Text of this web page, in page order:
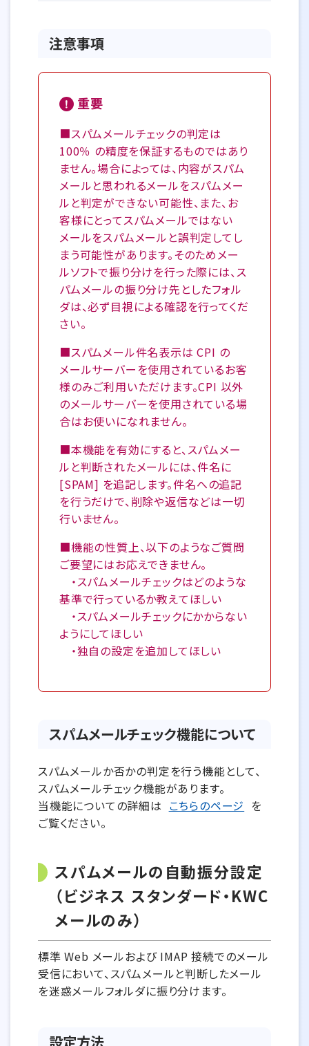
注意事項
重要
■スパムメールチェックの判定は
100％ の精度を保証するものではあり
ません。場合によっては、内容がスパム
メールと思われるメールをスパムメー
ルと判定ができない可能性、また、お
客様にとってスパムメールではない
メールをスパムメールと誤判定してし
まう可能性があります。そのためメー
ルソフトで振り分けを行った際には、ス
パムメールの振り分け先としたフォル
ダは、必ず目視による確認を行ってくだ
さい。
■スパムメール件名表示は CPI の
メールサーバーを使用されているお客
様のみご利用いただけます。CPI 以外
のメールサーバーを使用されている場
合はお使いになれません。
■本機能を有効にすると、スパムメー
ルと判断されたメールには、件名に
[SPAM] を追記します。件名への追記
を行うだけで、削除や返信などは一切
行いません。
■機能の性質上、以下のようなご質問
ご要望にはお応えできません。
・スパムメールチェックはどのような
基準で行っているか教えてほしい
・スパムメールチェックにかからない
ようにしてほしい
・独自の設定を追加してほしい
スパムメールチェック機能について
スパムメールか否かの判定を行う機能として、
スパムメールチェック機能があります。
当機能についての詳細は こちらのページ を
ご覧ください。
スパムメールの自動振分設定
（ビジネス スタンダード・KWC
メールのみ）
標準 Web メールおよび IMAP 接続でのメール
受信において、スパムメールと判断したメール
を迷惑メールフォルダに振り分けます。
設定方法